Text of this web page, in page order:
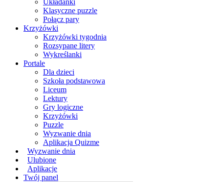
Klasyczne puzzle
Połącz pary
Krzyżówki
Krzyżówki tygodnia
Rozsypane litery
Wykreślanki
Portale
Dla dzieci
Szkoła podstawowa
Liceum
Lektury
Gry logiczne
Krzyżówki
Puzzle
Wyzwanie dnia
Aplikacja Quizme
Wyzwanie dnia
Ulubione
Aplikacje
Twój panel